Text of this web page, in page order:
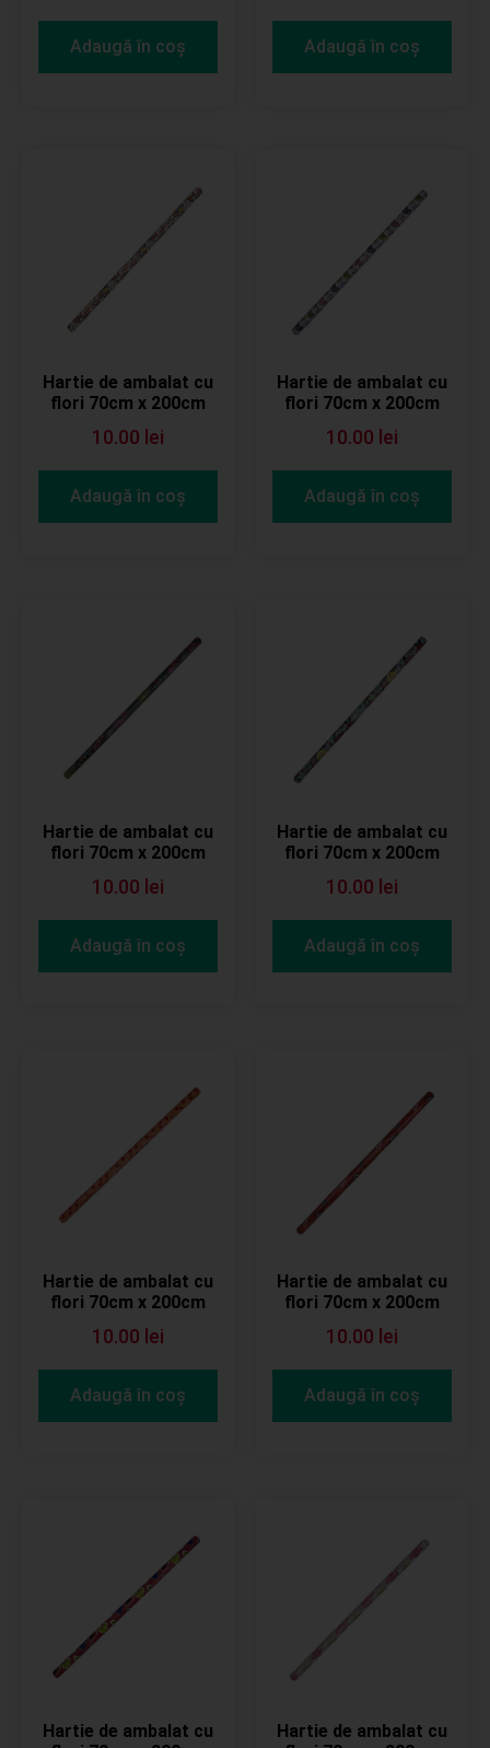
Adaugă în coș Adaugă în coș
Hartie de ambalat cu
flori 70cm x 200cm
10.00 lei
Adaugă în coș
Hartie de ambalat cu
flori 70cm x 200cm
10.00 lei
Adaugă în coș
Hartie de ambalat cu
flori 70cm x 200cm
10.00 lei
Adaugă în coș
Hartie de ambalat cu
flori 70cm x 200cm
10.00 lei
Adaugă în coș
Hartie de ambalat cu
flori 70cm x 200cm
10.00 lei
Adaugă în coș
Hartie de ambalat cu
flori 70cm x 200cm
10.00 lei
Adaugă în coș
Hartie de ambalat cu
Hartie de ambalat cu